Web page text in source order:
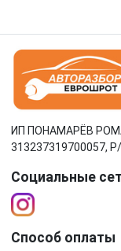
ИП ПОНАМАРЁВ
313237319700057,
Социальные
Способ оплаты